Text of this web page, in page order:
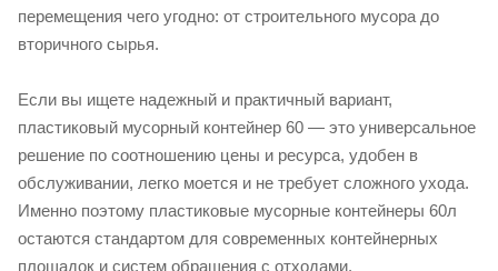
перемещения чего угодно: от строительного мусора до
вторичного сырья.
Если вы ищете надежный и практичный вариант,
пластиковый мусорный контейнер 60 — это универсальное
решение по соотношению цены и ресурса, удобен в
обслуживании, легко моется и не требует сложного ухода.
Именно поэтому пластиковые мусорные контейнеры 60л
остаются стандартом для современных контейнерных
площадок и систем обращения с отходами.